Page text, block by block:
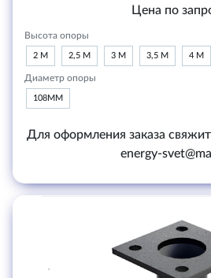
Цена по
Высота опоры
2 М 2,5 М 3 М 3,5 М 4 М
Диаметр опоры
108ММ
Для оформления заказа
energy-